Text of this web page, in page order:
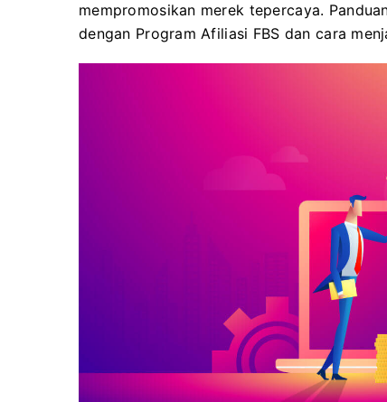
mempromosikan merek tepercaya.
dengan Program Afiliasi FBS dan cara